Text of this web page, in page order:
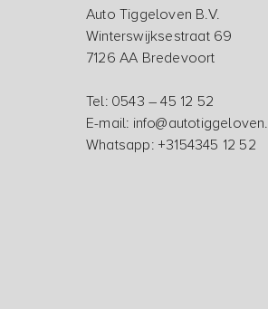
Auto Tiggeloven B.V.
Winterswijksestraat 69
7126 AA Bredevoort
Tel: 0543 – 45 12 52
E-mail:
Whatsapp: +3154345 12 52